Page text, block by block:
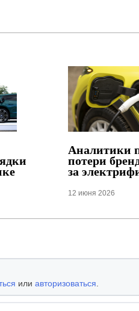
Аналитики
потери
за
12 июня 2026
или авторизоваться.